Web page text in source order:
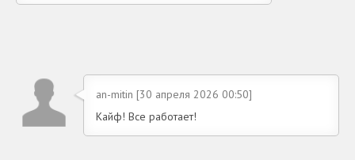
an-mitin [30 апреля 2026 00:50]
Кайф! Все работает!